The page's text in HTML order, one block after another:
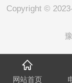
Copyright ©
网站首页